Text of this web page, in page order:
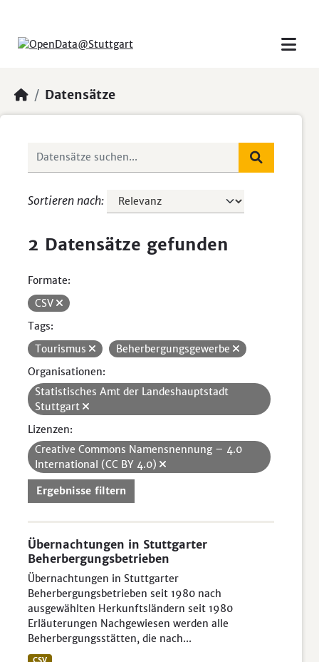
Datensätze
Sortieren nach
2 Datensätze gefunden
Formate:
CSV
Tags:
Tourismus
Beherbergungsgewerbe
Organisationen:
Statistisches Amt der Landeshauptstadt
Stuttgart
Lizenzen:
Creative Commons Namensnennung – 4.0
International (CC BY 4.0)
Ergebnisse filtern
Übernachtungen in Stuttgarter
Beherbergungsbetrieben
Übernachtungen in Stuttgarter
Beherbergungsbetrieben seit 1980 nach
ausgewählten Herkunftsländern seit 1980
Erläuterungen Nachgewiesen werden alle
Beherbergungsstätten, die nach...